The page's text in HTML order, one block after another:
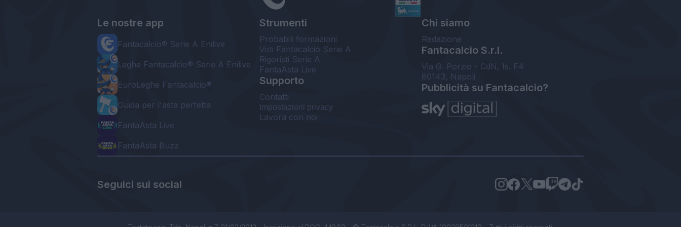
Le nostre app
Fantacalcio® Serie A Enilive
Leghe Fantacalcio® Serie A Enilive
EuroLeghe Fantacalcio®
Guida per l'asta perfetta
FantaAsta Live
FantaAsta Buzz
Strumenti
Probabili formazioni
Voti Fantacalcio Serie A
Rigoristi Serie A
FantaAsta Live
Supporto
Contatti
Impostazioni privacy
Lavora con noi
Chi siamo
Redazione
Fantacalcio S.r.l.
Via G. Porzio - CdN, Is. F4
80143, Napoli
Pubblicità su Fantacalcio?
Seguici sui social